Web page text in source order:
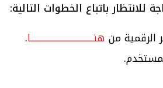
للانتظار باتباع الخطوات التالية:
من هنــــــــــــــــــــــــــــــــــــا.